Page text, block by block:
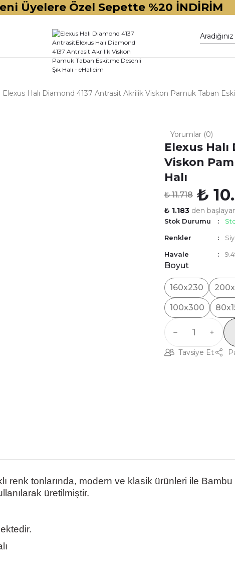
Üyelere Özel Sepette %20 İNDİRİM
Elexus Halı Diamond 4137 Antrasit Akrilik Viskon Pamuk Taban
Yorumlar (0)
Elexus
Viskon
Halı
₺ 11.718 ₺
₺ 1.183 den
Stok Durumu
Renkler
Havale
Boyut
160x230
100x300
Tavsiye Et
renk tonlarında, modern ve klasik ürünleri ile
üretilmiştir.